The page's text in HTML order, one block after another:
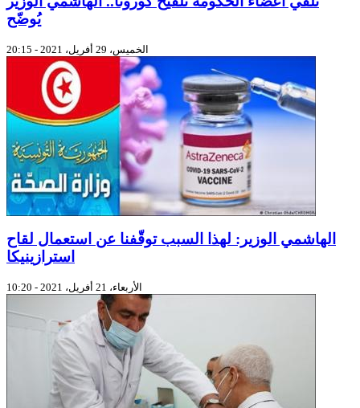
يُوضّح
الخميس، 29 أفريل، 2021 - 20:15
الهاشمي الوزير: لهذا السبب توقّفنا عن استعمال لقاح
استرازينيكا
الأربعاء، 21 أفريل، 2021 - 10:20